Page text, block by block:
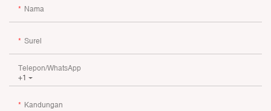
Nama
Surel
+1
Telepon/WhatsApp
Kandungan